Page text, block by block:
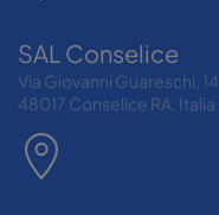
SAL Conselice
Via Giovanni Guareschi, 14,
48017 Conselice RA, Italia